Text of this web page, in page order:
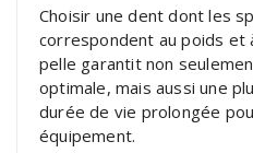
Choisir une dent dont les
correspondent au poids et
pelle garantit non
optimale, mais aussi une
durée de vie prolongée
équipement.